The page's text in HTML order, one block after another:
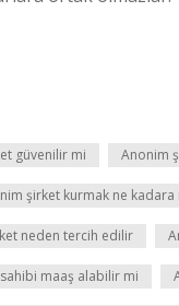
güvenilir mi Anonim
şirket kurmak ne
neden tercih edilir
maaş alabilir mi